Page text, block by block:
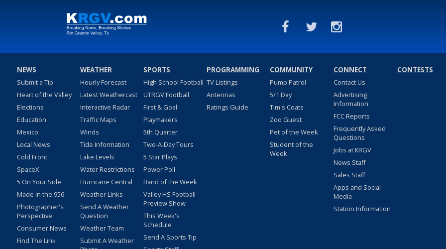
NEWS
Submit a Tip
Heart of the Valley
Elections
Education
Mexico
Local News
Cold Front
SpaceX
5 On Your Side
Made in the 956
Photographer's
Perspective
Consumer News
Find The Link
WEATHER
Hourly Forecast
Latest Weathercast
Interactive Radar
Traffic Maps
Winds
Tide Information
Lake Levels
Water Restrictions
Hurricane Central
Weather Links
Send A Weather
Question
Weather Team
Submit A Weather
SPORTS
High School Football
UTRGV Football
First & Goal
Playmakers
5th Quarter
Two-A-Day Tours
5 Star Plays
Power Poll
Band of the Week
Valley HS Football
Preview Show
This Week's
Schedule
Send A Sports Tip
PROGRAMMING
TV Listings
Antennas
Ratings Guide
COMMUNITY
Pump Patrol
5/1 Day
Tim's Coats
Zoo Guest
Pet of the Week
Student of the
Week
CONNECT
Contact Us
Advertising
Information
FCC Reports
Frequently Asked
Questions
Jobs at KRGV
News Staff
Sales Staff
Apps and Social
Media
Station Information
CONTESTS